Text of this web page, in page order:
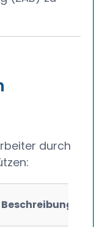
durch
Beschreibung